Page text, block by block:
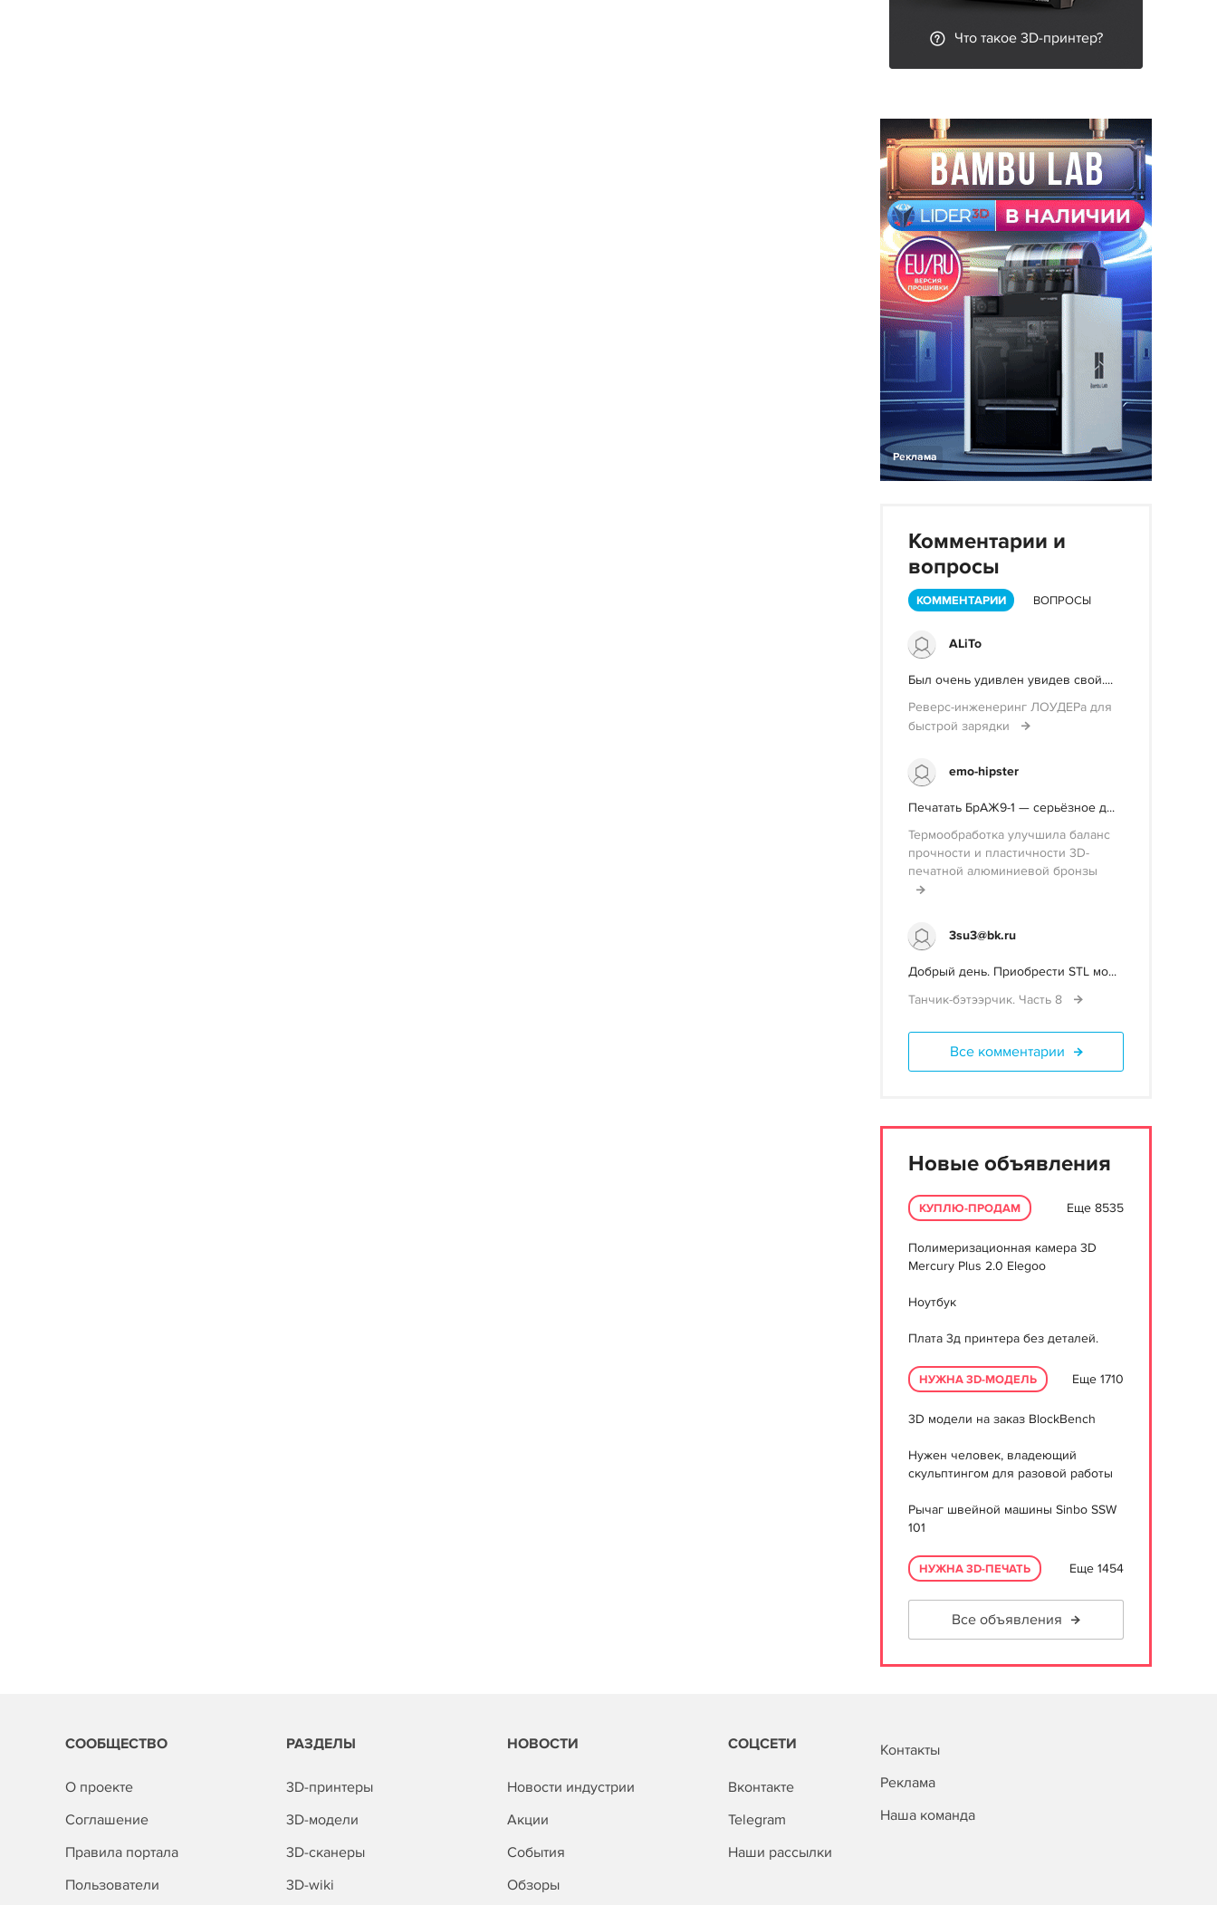
Что такое 3D-принтер?
Реклама
Комментарии и
вопросы
КОММЕНТАРИИ ВОПРОСЫ
ALiTo
Был очень удивлен увидев свой....
Реверс-инженеринг ЛОУДЕРа для
быстрой зарядки
emo-hipster
Печатать БрАЖ9-1 — серьёзное д...
Термообработка улучшила баланс
прочности и пластичности 3D-
печатной алюминиевой бронзы
3su3@bk.ru
Добрый день. Приобрести STL мо...
Танчик-бэтээрчик. Часть 8
Все комментарии
Новые объявления
КУПЛЮ-ПРОДАМ Еще 8535
Полимеризационная камера 3D
Mercury Plus 2.0 Elegoo
Ноутбук
Плата 3д принтера без деталей.
НУЖНА 3D-МОДЕЛЬ Еще 1710
3D модели на заказ BlockBench
Нужен человек, владеющий
скульптингом для разовой работы
Рычаг швейной машины Sinbo SSW
101
НУЖНА 3D-ПЕЧАТЬ Еще 1454
Все объявления
СООБЩЕСТВО
О проекте
Соглашение
Правила портала
Пользователи
РАЗДЕЛЫ
3D-принтеры
3D-модели
3D-сканеры
3D-wiki
НОВОСТИ
Новости индустрии
Акции
События
Обзоры
СОЦСЕТИ
Вконтакте
Telegram
Наши рассылки
Контакты
Реклама
Наша команда